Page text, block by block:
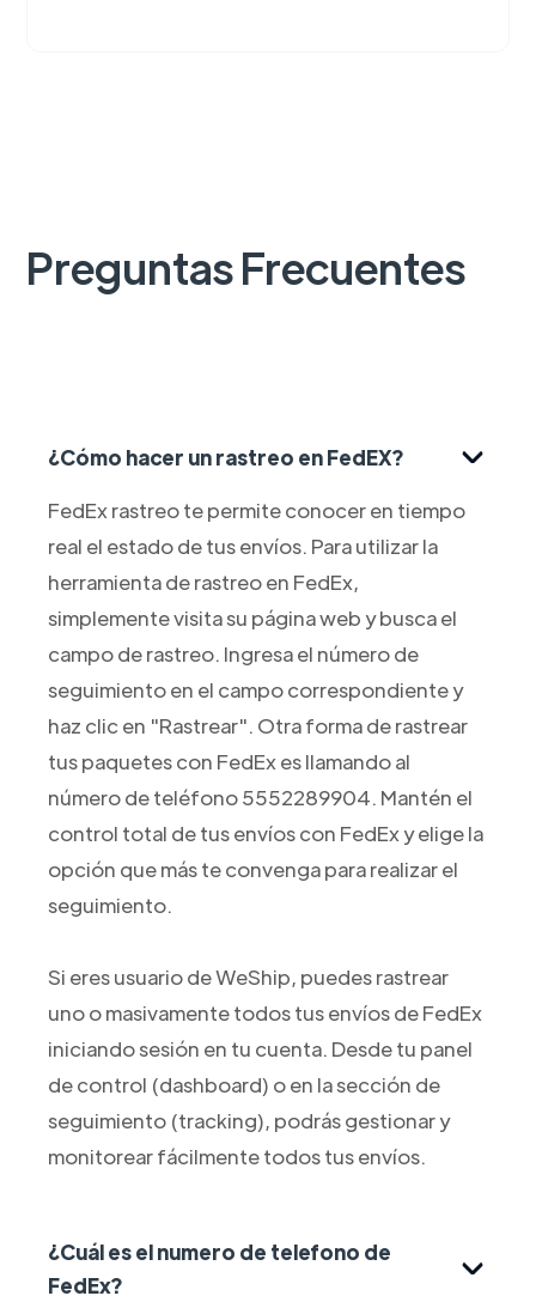
Preguntas Frecuentes
¿Cómo hacer un rastreo en FedEX?
FedEx rastreo te permite conocer en tiempo
real el estado de tus envíos. Para utilizar la
herramienta de rastreo en FedEx,
simplemente visita su página web y busca el
campo de rastreo. Ingresa el número de
seguimiento en el campo correspondiente y
haz clic en "Rastrear". Otra forma de rastrear
tus paquetes con FedEx es llamando al
número de teléfono 5552289904. Mantén el
control total de tus envíos con FedEx y elige la
opción que más te convenga para realizar el
seguimiento.
Si eres usuario de WeShip, puedes rastrear
uno o masivamente todos tus envíos de FedEx
iniciando sesión en tu cuenta. Desde tu panel
de control (dashboard) o en la sección de
seguimiento (tracking), podrás gestionar y
monitorear fácilmente todos tus envíos.
¿Cuál es el numero de telefono de
FedEx?